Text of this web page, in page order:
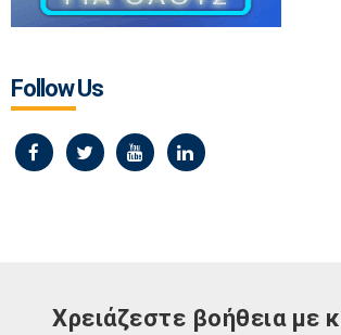
Follow Us
Χρειάζεστε βοήθεια με